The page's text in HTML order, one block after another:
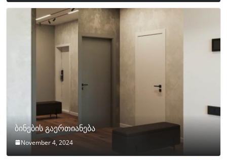
ბინების გაერთიანება
November 4, 2024